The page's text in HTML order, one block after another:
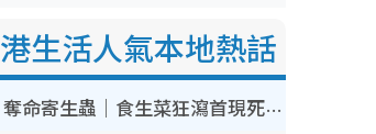
港生活人氣本地熱話
奪命寄生蟲｜食生菜狂瀉首現死者！疫潮惡化錄1.8萬宗病例 揭洗菜3大謬誤